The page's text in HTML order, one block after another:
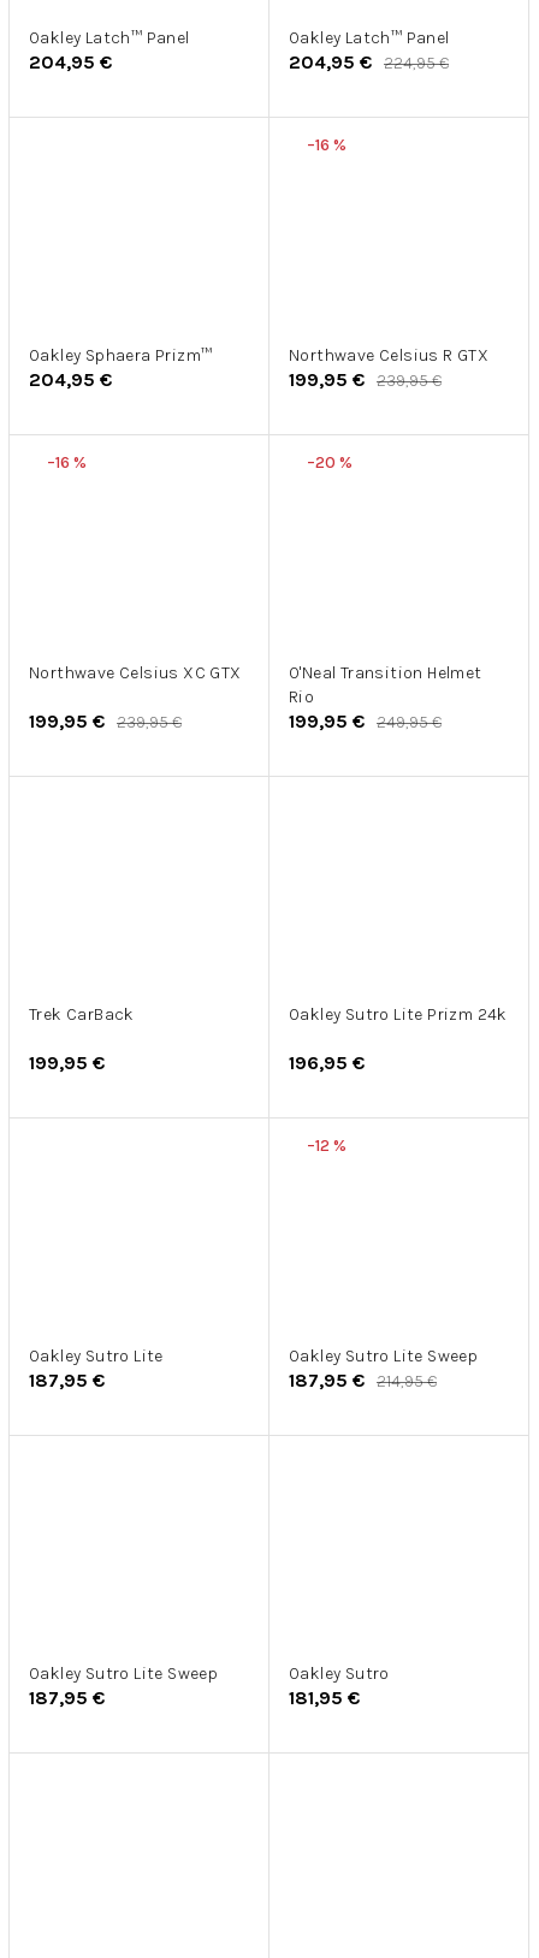
Oakley Latch™ Panel
204,95 €
Oakley Latch™ Panel
204,95 € 224,95 €
Oakley Sphaera Prizm™
204,95 €
–16 %
Northwave Celsius R GTX
199,95 € 239,95 €
–16 %
Northwave Celsius XC GTX
199,95 € 239,95 €
–20 %
O'Neal Transition Helmet
Rio
199,95 € 249,95 €
Trek CarBack
199,95 €
Oakley Sutro Lite Prizm 24k
196,95 €
Oakley Sutro Lite
187,95 €
–12 %
Oakley Sutro Lite Sweep
187,95 € 214,95 €
Oakley Sutro Lite Sweep
187,95 €
Oakley Sutro
181,95 €